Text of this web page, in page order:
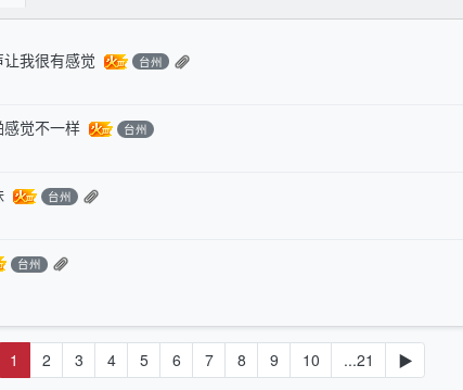
我很有感觉 台州
觉不一样 台州
台州
台州
1 2 3 4 5 6 7 8 9 10 ...21 ▶